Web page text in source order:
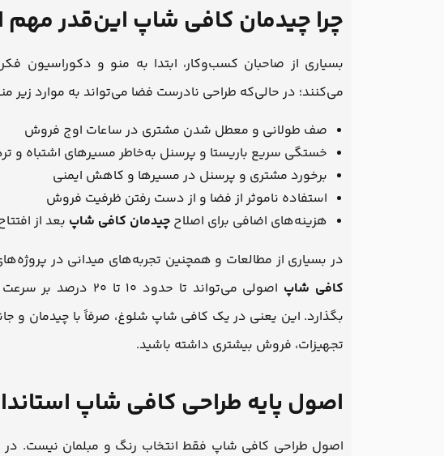
چرا چیدمان کافی شاپ این‌قدر
بسیاری از صاحبان کسب‌وکار، ابتدا به منو و دکوراسیون
می‌کنند؛ در حالی‌که طراحی نادرست فضا می‌تواند به موارد زیر
صف طولانی و معطل شدن مشتری در ساعات اوج فروش
خستگی سریع باریستا و پرسنل به‌خاطر مسیرهای اشتباه و
برخورد مشتری و پرسنل در مسیرها و کاهش ایمنی
استفاده ناموثر از فضا و از دست رفتن ظرفیت فروش
هزینه‌های اضافی برای اصلاح چیدمان کافی شاپ بعد از
در بسیاری از مطالعات و همچنین تجربه‌های میدانی در
کافی شاپ
اصولی می‌تواند تا
بگذارد. این یعنی در یک کافی شاپ شلوغ، صرفاً با چیدمان و
تجهیزات، فروش بیشتری داشته باشید.
اصول پایه طراحی کافی شاپ
اصول طراحی کافی شاپ فقط انتخاب رنگ و مبلمان نیست. در